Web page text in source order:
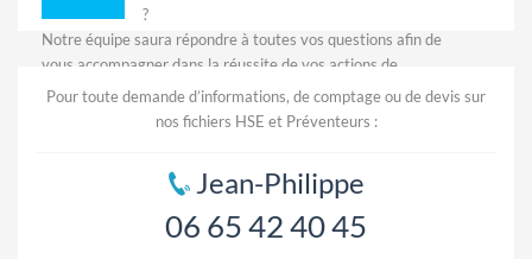
?
Notre équipe saura répondre à toutes vos questions afin de
vous accompagner dans la réussite de vos actions de
prospection.
Pour toute demande d’informations, de comptage ou de devis sur
nos fichiers HSE et Préventeurs :
Jean-Philippe
06 65 42 40 45